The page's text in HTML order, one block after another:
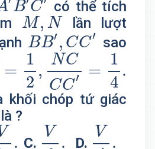
B C có thể tích
M, N
M,N
lần lượt
BB′, CC′
BB′,C C′
sao
=
1
2
,
NC
CC′ =
1
4
.
′=12,NCCC′ 14.
khối chóp tứ giác
?
.
8 .
C.
V
.
V6
D.
V
.
V4